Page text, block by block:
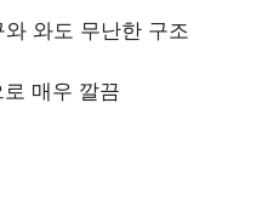
와 와도 무난한 구조
매우 깔끔